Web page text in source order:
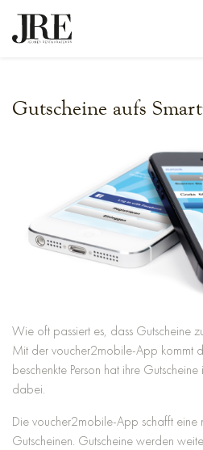
Gutscheine aufs
Wie oft passiert es, dass Gutscheine
Mit der voucher2mobile-App kommt
beschenkte Person hat ihre
dabei.
Die voucher2mobile-App schafft eine
Gutscheinen. Gutscheine werden